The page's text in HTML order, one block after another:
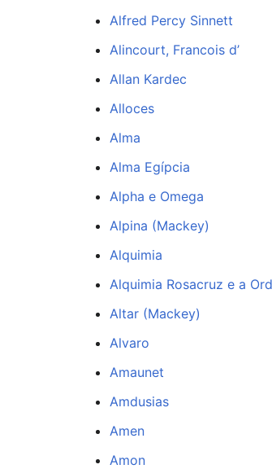
Alfred Percy Sinnett
Alincourt, Francois d’
Allan Kardec
Alloces
Alma
Alma Egípcia
Alpha e Omega
Alpina (Mackey)
Alquimia
Alquimia Rosacruz e a
Altar (Mackey)
Alvaro
Amaunet
Amdusias
Amen
Amon